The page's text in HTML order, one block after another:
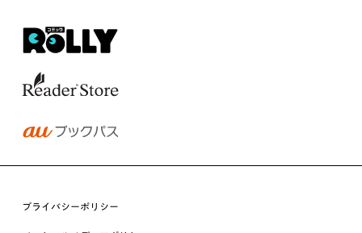
プライバシーポリシー